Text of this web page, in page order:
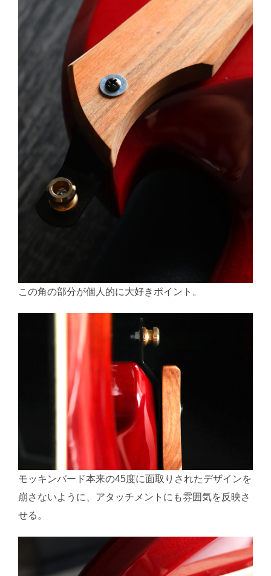
この角の部分が個人的に大好きポイント。
モッキンバード本来の45度に面取りされたデザインを
崩さないように、アタッチメントにも雰囲気を反映さ
せる。